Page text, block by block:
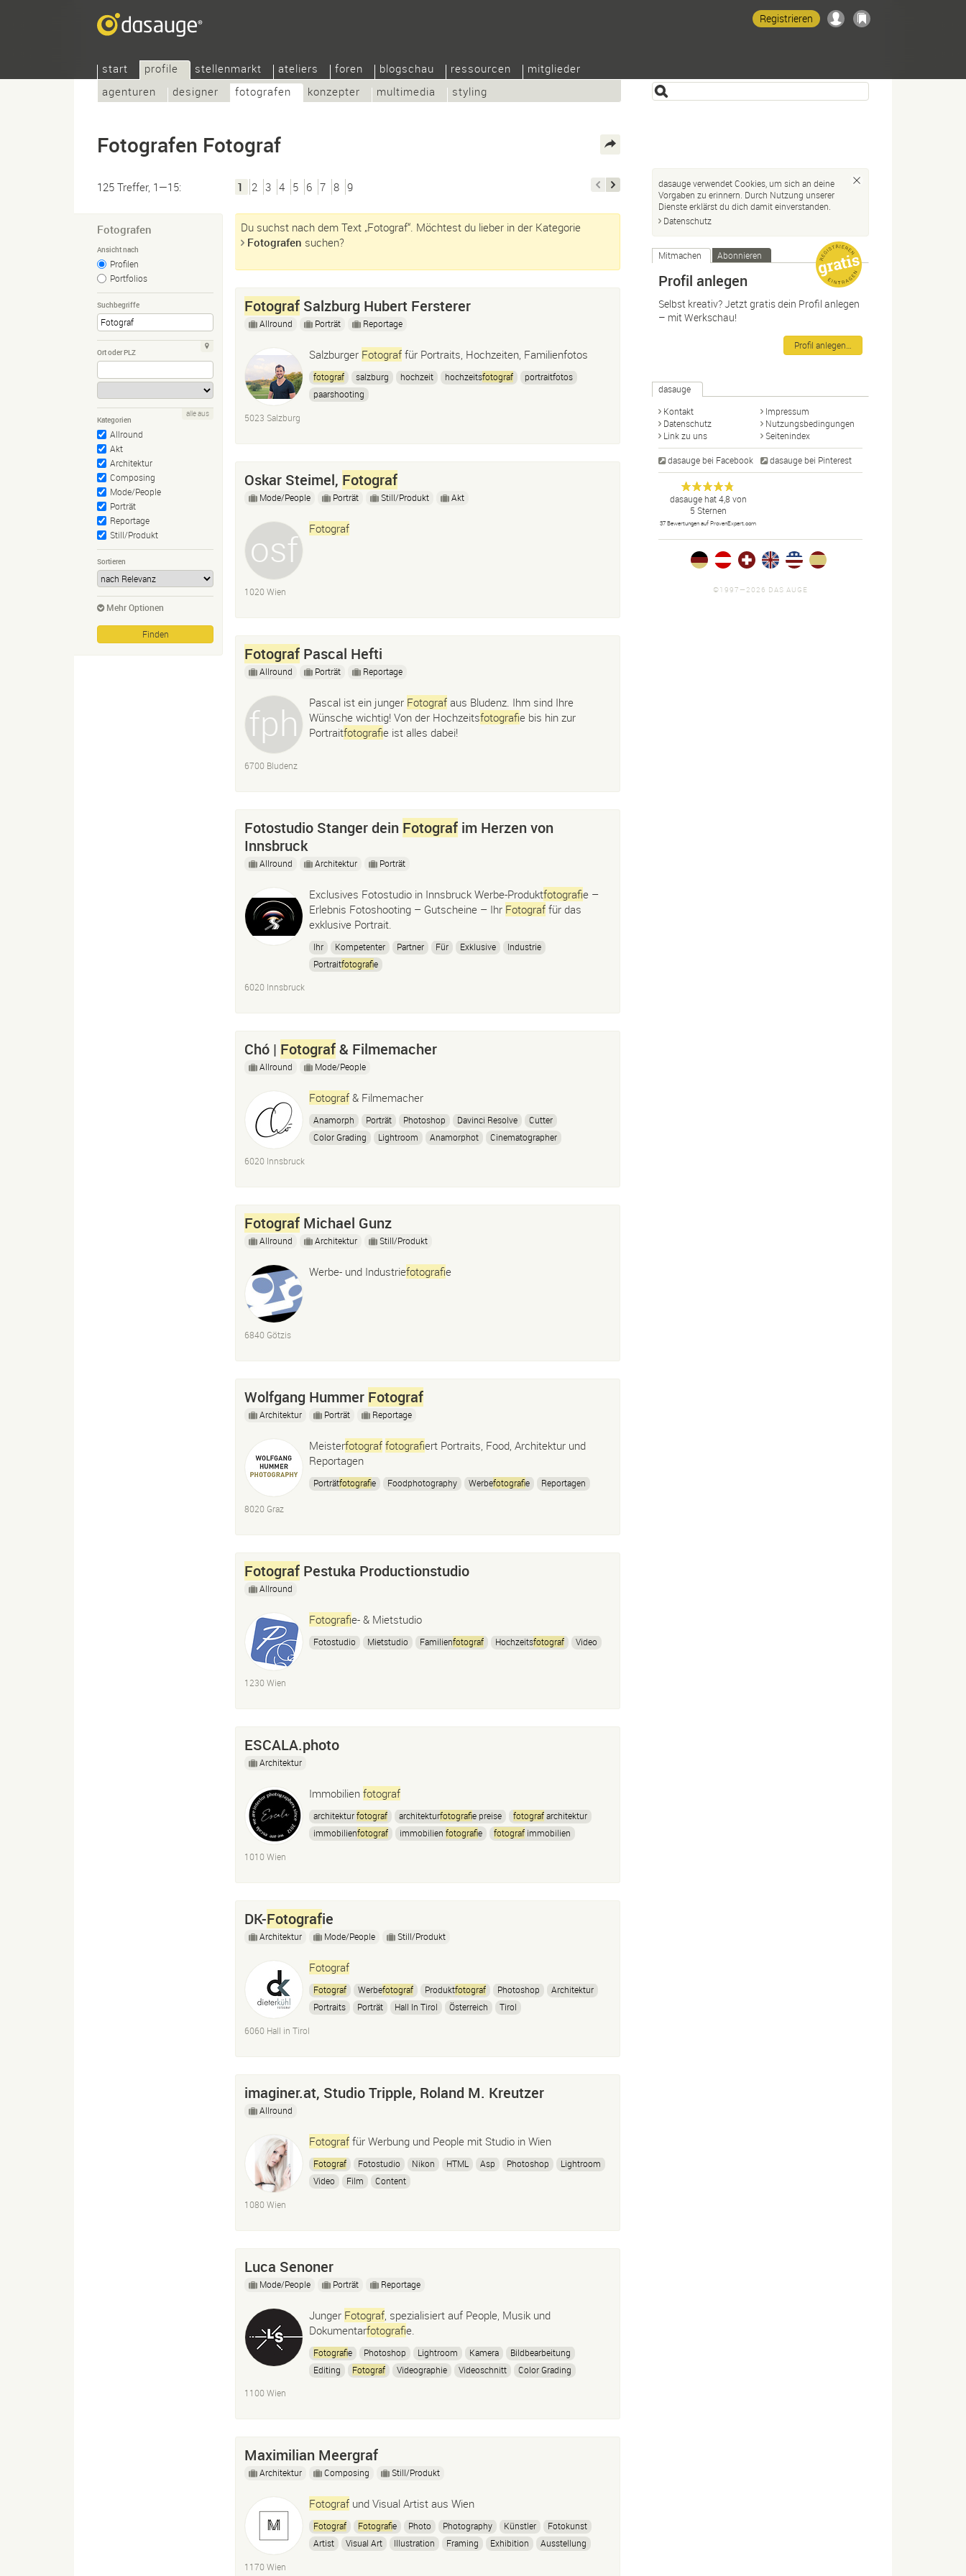
start
profile
agenturen
designer fotografen konzepter multimedia styling
stellenmarkt ateliers foren blogschau ressourcen mitglieder
Registrieren
Fotografen Fotograf
125 Treffer, 1—15: 1 2 3 4 5 6 7 8 9
Fotografen
Ansicht nach
Profilen
Portfolios
Suchbegriffe
Ort oder PLZ
Kategorien
Allround
Akt
Architektur
Composing
Mode/People
Porträt
Reportage
Still/Produkt
alle aus
Sortieren
Mehr Optionen
Du suchst nach dem Text „Fotograf“. Möchtest du lieber in der Kategorie
Fotografen suchen?
Fotograf Salzburg Hubert Fersterer
Allround Porträt Reportage
Salzburger Fotograf für Portraits, Hochzeiten, Familienfotos
fotograf salzburg hochzeit hochzeitsfotograf
portraitfotos
paarshooting
5023 Salzburg
Oskar Steimel, Fotograf
Mode/People Porträt Still/Produkt Akt
Fotograf
1020 Wien
Fotograf Pascal Hefti
Allround Porträt Reportage
Pascal ist ein junger Fotograf aus Bludenz. Ihm sind Ihre
Wünsche wichtig! Von der Hochzeitsfotografie bis hin zur
Portraitfotografie ist alles dabei!
6700 Bludenz
Fotostudio Stanger dein Fotograf im Herzen von
Innsbruck
Allround Architektur Porträt
Exclusives Fotostudio in Innsbruck Werbe-Produktfotografie –
Erlebnis Fotoshooting – Gutscheine – Ihr Fotograf für das
exklusive Portrait.
Ihr Kompetenter Partner Für Exklusive
Industrie
Portraitfotografie
6020 Innsbruck
Chó | Fotograf& Filmemacher
Allround Mode/People
Fotograf & Filmemacher
Anamorph Porträt Photoshop Davinci Resolve
Cutter
Color Grading
Lightroom Anamorphot
Cinematographer
6020 Innsbruck
Fotograf Michael Gunz
Allround Architektur Still/Produkt
Werbe- und Industriefotografie
6840 Götzis
Wolfgang Hummer Fotograf
Architektur Porträt Reportage
Meisterfotograf fotografiert Portraits, Food, Architektur und
Reportagen
Porträtfotografie Foodphotography Werbefotografie Reportagen
8020 Graz
Fotograf Pestuka Productionstudio
Allround
Fotografie- & Mietstudio
Fotostudio Mietstudio Familienfotograf Hochzeitsfotograf Video
1230 Wien
ESCALA.photo
Architektur
Immobilien fotograf
architekturfotograf architekturfotografie preise fotografarchitektur
immobilienfotograf immobilien fotografie fotograf immobilien
1010 Wien
DK-Fotografie
Architektur Mode/People Still/Produkt
Fotograf
Fotograf Werbefotograf Produktfotograf Photoshop
Architektur
Portraits
Porträt Hall In Tirol Österreich Tirol
6060 Hall in Tirol
imaginer.at, Studio Tripple, Roland M. Kreutzer
Allround
Fotograf für Werbung und People mit Studio in Wien
Fotograf Fotostudio Nikon HTML Asp Photoshop
Lightroom
Video
Film Content
1080 Wien
Luca Senoner
Mode/People Porträt Reportage
Junger Fotograf, spezialisiert auf People, Musik und
Dokumentarfotografie.
Fotografie Photoshop Lightroom Kamera
Bildbearbeitung
Editing
Fotograf Videographie Videoschnitt
Color Grading
1100 Wien
Maximilian Meergraf
Architektur Composing Still/Produkt
Fotograf und Visual Artist aus Wien
Fotograf Fotografie Photo Photography Künstler
Fotokunst
Artist
Visual Art Illustration Framing Exhibition
Ausstellung
1170 Wien
dasauge verwendet Cookies, um sich an deine
Vorgaben zu erinnern. Durch Nutzung unserer
Dienste erklärst du dich damit einverstanden.
Datenschutz
Mitmachen Abonnieren
Profil anlegen
Selbst kreativ? Jetzt gratis dein Profil anlegen
– mit Werkschau!
Profil anlegen…
dasauge
Kontakt
Impressum
Datenschutz
Nutzungsbedingungen
Link zu uns
Seitenindex
dasauge bei Facebook dasauge bei Pinterest
dasauge
Designer,
Fotografen,
Agenturen,
Portfolios
und Jobs.
Anonym
dasaugehat4,8 von
5 Sternen
37 Bewertungen auf ProvenExpert.com
©1997—2026 DAS AUGE